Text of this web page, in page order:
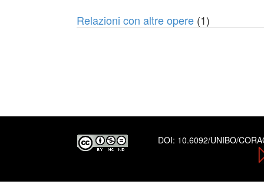
Relazioni con altre opere (1)
DOI: 10.6092/UNIBO/